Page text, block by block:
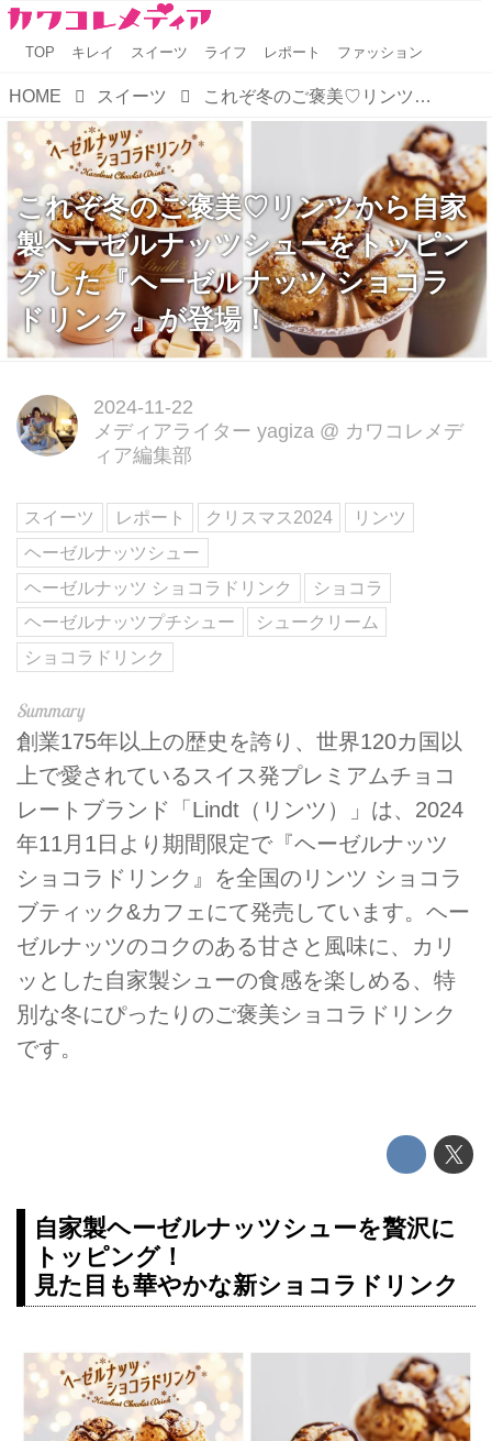
TOP キレイ スイーツ ライフ レポート ファッション
HOME スイーツ これぞ冬のご褒美♡リンツから自家製ヘーゼルナッツシューをトッピングした『ヘーゼルナッツ ショコラドリンク』が登場！
これぞ冬のご褒美♡リンツから自家
製ヘーゼルナッツシューをトッピン
グした『ヘーゼルナッツ ショコラ
ドリンク』が登場！
2024-11-22
メディアライター yagiza @ カワコレメデ
ィア編集部
スイーツ レポート クリスマス2024
リンツ
ヘーゼルナッツシュー
ヘーゼルナッツ ショコラドリンク
ショコラ
ヘーゼルナッツプチシュー
シュークリーム
ショコラドリンク
創業175年以上の歴史を誇り、世界120カ国以
上で愛されているスイス発プレミアムチョコ
レートブランド「Lindt（リンツ）」は、2024
年11月1日より期間限定で『ヘーゼルナッツ
ショコラドリンク』を全国のリンツ ショコラ
ブティック&カフェにて発売しています。ヘー
ゼルナッツのコクのある甘さと風味に、カリ
ッとした自家製シューの食感を楽しめる、特
別な冬にぴったりのご褒美ショコラドリンク
です。
自家製ヘーゼルナッツシューを贅沢に
トッピング！
見た目も華やかな新ショコラドリンク